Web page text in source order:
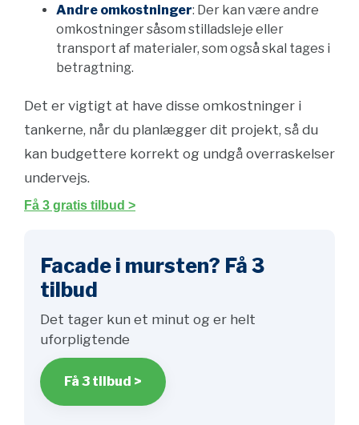
Andre omkostninger: Der kan være andre
omkostninger såsom stilladsleje eller
transport af materialer, som også skal tages i
betragtning.
Det er vigtigt at have disse omkostninger i
tankerne, når du planlægger dit projekt, så du
kan budgettere korrekt og undgå overraskelser
undervejs.
Få 3 gratis tilbud >
Facade i mursten? Få 3
tilbud
Det tager kun et minut og er helt
uforpligtende
Få 3 tilbud >